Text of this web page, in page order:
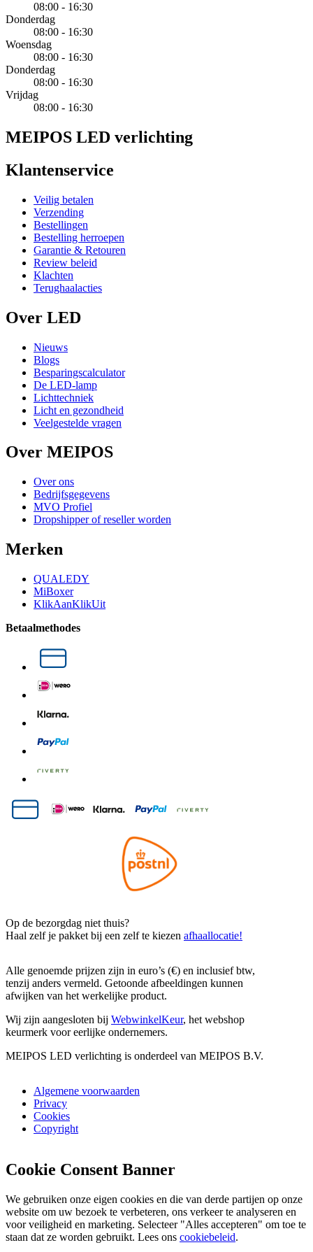
08:00 - 16:30
Donderdag
08:00 - 16:30
Woensdag
08:00 - 16:30
Donderdag
08:00 - 16:30
Vrijdag
08:00 - 16:30
MEIPOS LED verlichting
Klantenservice
Veilig betalen
Verzending
Bestellingen
Bestelling herroepen
Garantie & Retouren
Review beleid
Klachten
Terughaalacties
Over LED
Nieuws
Blogs
Besparingscalculator
De LED-lamp
Lichttechniek
Licht en gezondheid
Veelgestelde vragen
Over MEIPOS
Over ons
Bedrijfsgegevens
MVO Profiel
Dropshipper of reseller worden
Merken
QUALEDY
MiBoxer
KlikAanKlikUit
Betaalmethodes
Op de bezorgdag niet thuis?
Haal zelf je pakket bij een zelf te kiezen afhaallocatie!
Alle genoemde prijzen zijn in euro’s (€) en inclusief btw,
tenzij anders vermeld. Getoonde afbeeldingen kunnen
afwijken van het werkelijke product.
Wij zijn aangesloten bij WebwinkelKeur, het webshop
keurmerk voor eerlijke ondernemers.
MEIPOS LED verlichting is onderdeel van MEIPOS B.V.
Algemene voorwaarden
Privacy
Cookies
Copyright
Cookie Consent Banner
We gebruiken onze eigen cookies en die van derde partijen op onze
website om uw bezoek te verbeteren, ons verkeer te analyseren en
voor veiligheid en marketing. Selecteer "Alles accepteren" om toe te
staan dat ze worden gebruikt. Lees ons cookiebeleid.